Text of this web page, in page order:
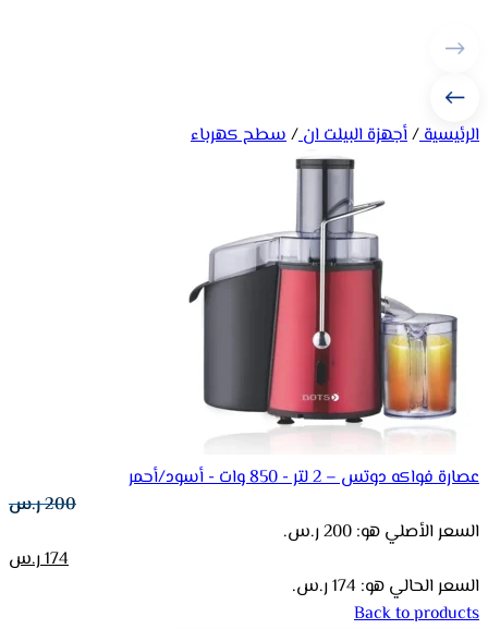
الرئيسية/أجهزة البيلت ان/سطح كهرباء
عصارة فواكه دوتس – 2 لتر - 850 وات - أسود/أحمر
200ر.س
السعر الأصلي هو: 200 ر.س.
174ر.س
السعر الحالي هو: 174 ر.س.
Back to products